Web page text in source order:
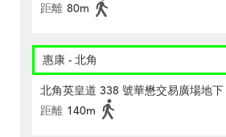
距離 80m
惠康 - 北角
北角英皇道 338 號華懋交易廣場地下
距離 140m